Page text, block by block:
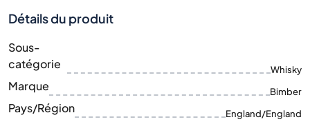
Détails du produit
Sous-
catégorie
Whisky
Marque Bimber
Pays/Région England/England